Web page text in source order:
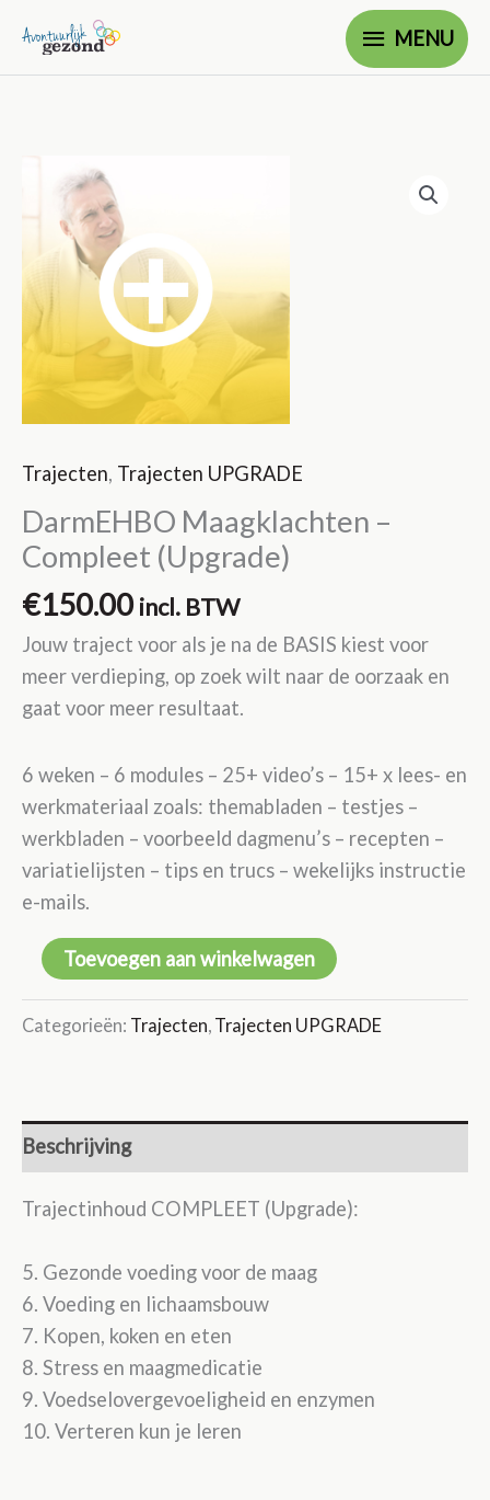
naar
de
MENU
MENU
Trajecten, Trajecten UPGRADE
DarmEHBO Maagklachten –
Compleet (Upgrade)
€150.00 incl. BTW
Jouw traject voor als je na de BASIS kiest voor
meer verdieping, op zoek wilt naar de oorzaak en
gaat voor meer resultaat.
6 weken – 6 modules – 25+ video’s – 15+ x lees- en
werkmateriaal zoals: themabladen – testjes –
werkbladen – voorbeeld dagmenu’s – recepten –
variatielijsten – tips en trucs – wekelijks instructie
e-mails.
DarmEHBO
Maagklachten
–
Toevoegen aan winkelwagen
Categorieën: Trajecten, Trajecten UPGRADE
Beschrijving
Trajectinhoud COMPLEET (Upgrade):
5. Gezonde voeding voor de maag
6. Voeding en lichaamsbouw
7. Kopen, koken en eten
8. Stress en maagmedicatie
9. Voedselovergevoeligheid en enzymen
10. Verteren kun je leren